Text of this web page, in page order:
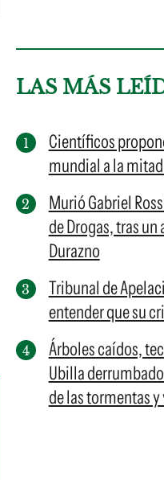
LAS MÁS
Científicos
mundial a la
Murió Gabriel
de Drogas, tras
Durazno
Tribunal de
entender que su
Árboles caídos,
Ubilla
de las tormentas